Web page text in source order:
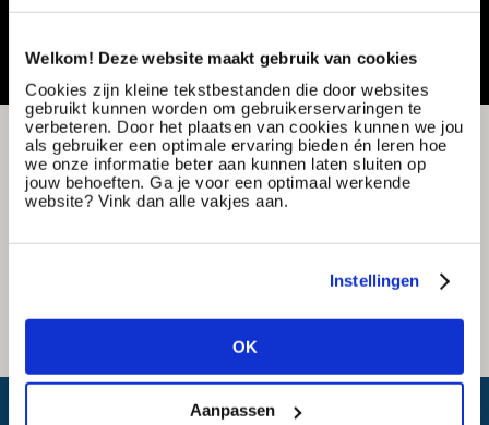
Welkom! Deze website maakt gebruik van cookies
Cookies zijn kleine tekstbestanden die door websites
gebruikt kunnen worden om gebruikerservaringen te
verbeteren. Door het plaatsen van cookies kunnen we jou
als gebruiker een optimale ervaring bieden én leren hoe
we onze informatie beter aan kunnen laten sluiten op
jouw behoeften. Ga je voor een optimaal werkende
website? Vink dan alle vakjes aan.
Instellingen
OK
Aanpassen
Share or save this vacancy
What is my travel time?